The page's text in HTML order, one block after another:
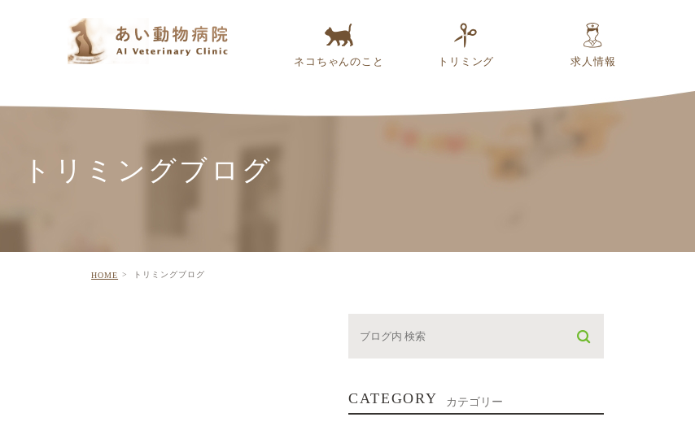
ネコちゃんのこと トリミング 求人情報
トリミングブログ
HOME トリミングブログ
CATEGORY カテゴリー